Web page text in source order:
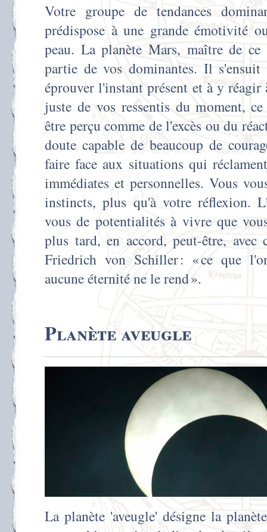
Votre groupe de tendances
prédispose à une grande émotivité
peau. La planète Mars, maître de
partie de vos dominantes. Il s'ensuit
éprouver l'instant présent et à y
juste de vos ressentis du moment,
être perçu comme de l'excès ou du
doute capable de beaucoup de
faire face aux situations qui
immédiates et personnelles. Vous
instincts, plus qu'à votre réflexion.
vous de potentialités à vivre que
plus tard, en accord, peut-être, avec
Friedrich von Schiller : « ce que
aucune éternité ne le rend ».
Planète aveugle
La planète 'aveugle' désigne la